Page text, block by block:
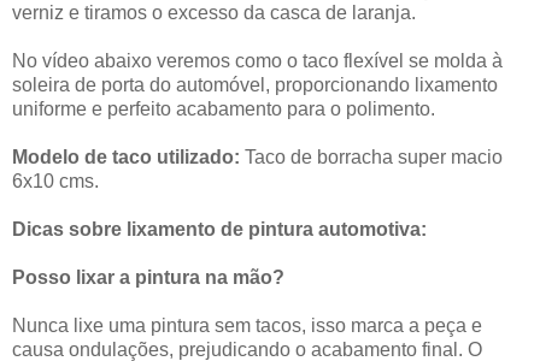
verniz e tiramos o excesso da casca de laranja.
No vídeo abaixo veremos como o taco flexível se molda à
soleira de porta do automóvel, proporcionando lixamento
uniforme e perfeito acabamento para o polimento.
Modelo de taco utilizado: Taco de borracha super macio
6x10 cms.
Dicas sobre lixamento de pintura automotiva:
Posso lixar a pintura na mão?
Nunca lixe uma pintura sem tacos, isso marca a peça e
causa ondulações, prejudicando o acabamento final. O